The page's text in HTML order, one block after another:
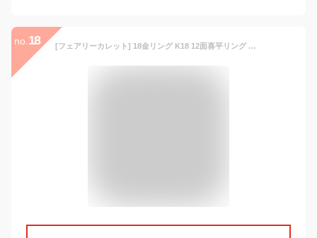
no. 18 [フェアリーカレット] 18金リング K18 12面喜平リング 日本製 (内径15.66mm 外径19.06mm、9号)